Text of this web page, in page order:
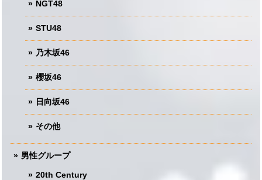
NGT48
STU48
乃木坂46
櫻坂46
日向坂46
その他
男性グループ
20th Century